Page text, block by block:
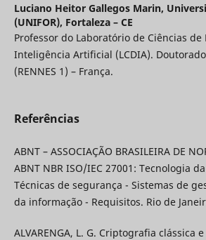
Luciano Heitor Gallegos Marin,
(UNIFOR), Fortaleza – CE
Professor do Laboratório de Ciências de
Inteligência Artificial (LCDIA).
(RENNES 1) – França.
Referências
ABNT – ASSOCIAÇÃO BRASILEIRA DE
ABNT NBR ISO/IEC 27001: Tecnologia
Técnicas de segurança - Sistemas de
da informação - Requisitos. Rio de
ALVARENGA, L. G. Criptografia clássica